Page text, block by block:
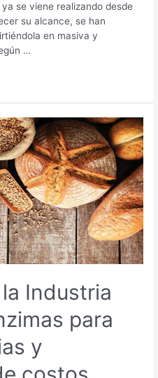
se viene realizando desde
su alcance, se han
en masiva y
…
Industria
para
y